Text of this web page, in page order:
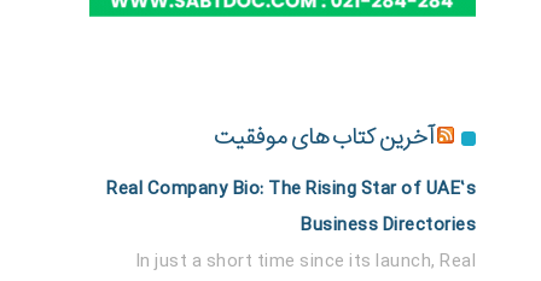
آخرین کتاب های موفقیت
Real Company Bio: The Rising Star of UAE’s
Business Directories
In just a short time since its launch, Real